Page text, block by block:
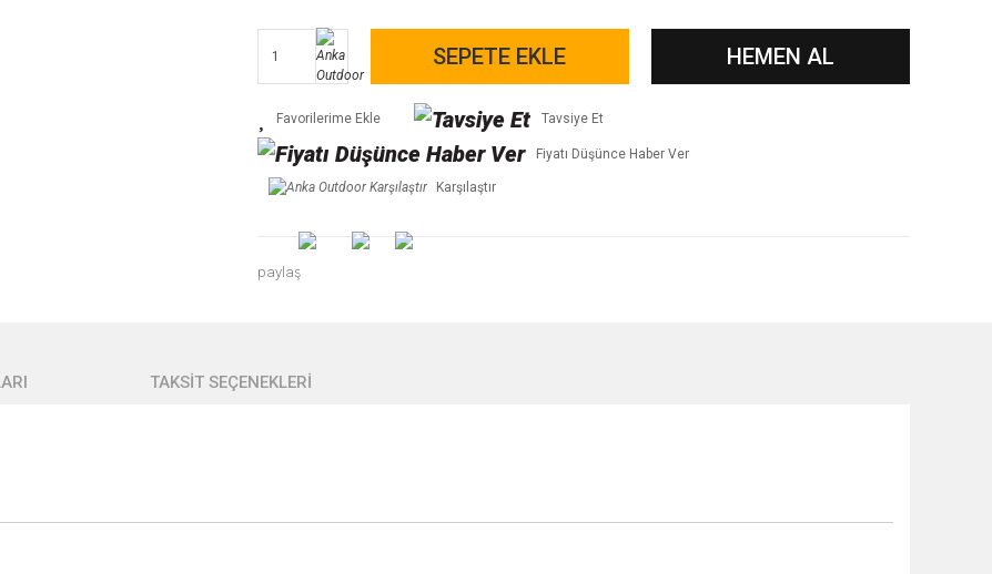
SEPETE EKLE HEMEN AL
Tavsiye Et
Fiyatı Düşünce Haber Ver
Karşılaştır
paylaş
TAKSİT SEÇENEKLERİ